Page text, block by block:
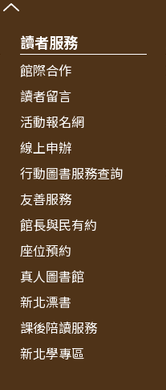
讀者服務
館際合作
讀者留言
活動報名網
線上申辦
行動圖書服務查詢
友善服務
館長與民有約
座位預約
真人圖書館
新北漂書
課後陪讀服務
新北學專區